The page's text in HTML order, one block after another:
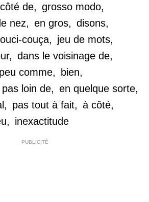
de, grosso modo,
nez, en gros, disons,
couça, jeu de mots,
, dans le voisinage de,
comme, bien,
pas loin de, en quelque sorte,
, pas tout à fait, à côté,
, inexactitude
PUBLICITÉ